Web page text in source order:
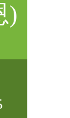
)